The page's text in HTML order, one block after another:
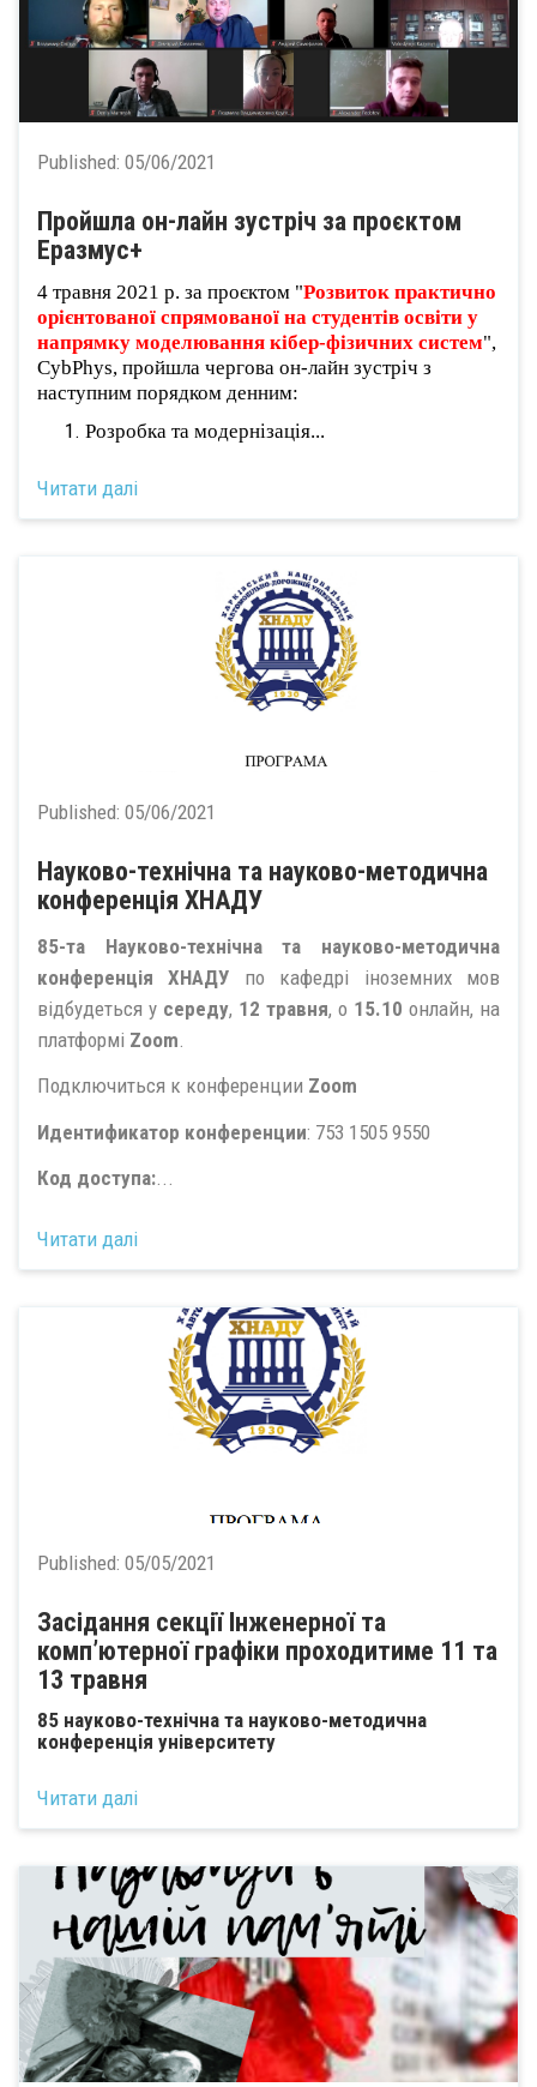
Published: 05/06/2021
Пройшла он-лайн зустріч за проєктом
Еразмус+
4 травня 2021 р. за проєктом "Розвиток практично
орієнтованої спрямованої на студентів освіти у
напрямку моделювання кібер-фізичних систем",
CybPhys, пройшла чергова он-лайн зустріч з
наступним порядком денним:
Розробка та модернізація...
Читати далі
Published: 05/06/2021
Науково-технічна та науково-методична
конференція ХНАДУ
85-та Науково-технічна та науково-методична
конференція ХНАДУ по кафедрі іноземних мов
відбудеться у середу, 12 травня, о 15.10 онлайн, на
платформі Zoom
Подключиться к конференции Zoom
Идентификатор конференции: 753 1505 9550
Код доступа:...
Читати далі
Published: 05/05/2021
Засідання секції Інженерної та
комп’ютерної графіки проходитиме 11 та
13 травня
85 науково-технічна та науково-методична
конференція університету
Читати далі